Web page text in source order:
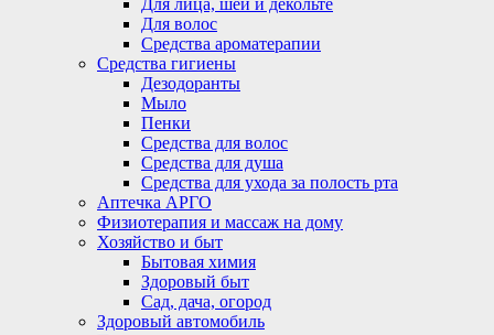
Для лица, шеи и декольте
Для волос
Средства ароматерапии
Средства гигиены
Дезодоранты
Мыло
Пенки
Средства для волос
Средства для душа
Средства для ухода за полость рта
Аптечка АРГО
Физиотерапия и массаж на дому
Хозяйство и быт
Бытовая химия
Здоровый быт
Сад, дача, огород
Здоровый автомобиль